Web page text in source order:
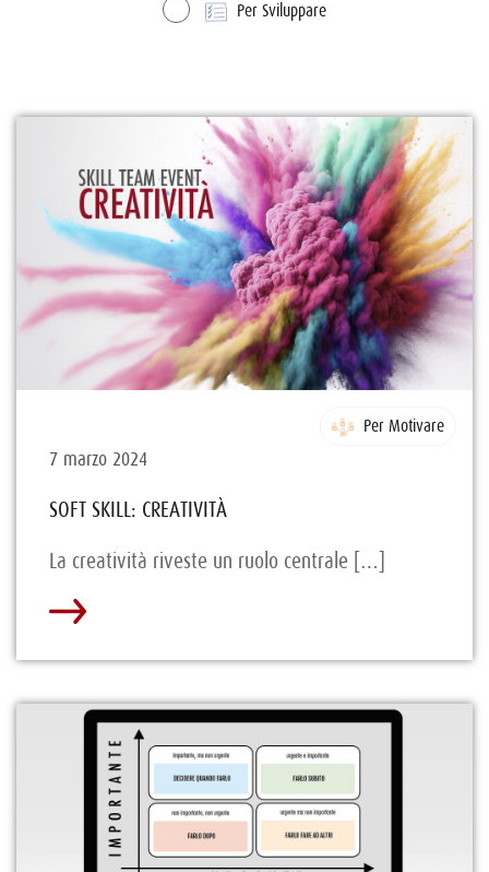
Per Sviluppare
Per Motivare
7 marzo 2024
SOFT SKILL: CREATIVITÀ
La creatività riveste un ruolo centrale […]